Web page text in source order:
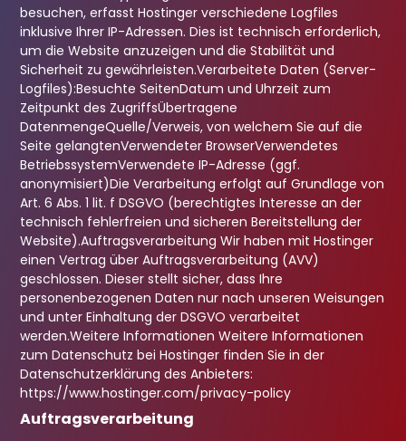
besuchen, erfasst Hostinger verschiedene Logfiles
inklusive Ihrer IP-Adressen. Dies ist technisch erforderlich,
um die Website anzuzeigen und die Stabilität und
Sicherheit zu gewährleisten.Verarbeitete Daten (Server-
Logfiles):Besuchte SeitenDatum und Uhrzeit zum
Zeitpunkt des ZugriffsÜbertragene
DatenmengeQuelle/Verweis, von welchem Sie auf die
Seite gelangtenVerwendeter BrowserVerwendetes
BetriebssystemVerwendete IP-Adresse (ggf.
anonymisiert)Die Verarbeitung erfolgt auf Grundlage von
Art. 6 Abs. 1 lit. f DSGVO (berechtigtes Interesse an der
technisch fehlerfreien und sicheren Bereitstellung der
Website).Auftragsverarbeitung Wir haben mit Hostinger
einen Vertrag über Auftragsverarbeitung (AVV)
geschlossen. Dieser stellt sicher, dass Ihre
personenbezogenen Daten nur nach unseren Weisungen
und unter Einhaltung der DSGVO verarbeitet
werden.Weitere Informationen Weitere Informationen
zum Datenschutz bei Hostinger finden Sie in der
Datenschutzerklärung des Anbieters:
https://www.hostinger.com/privacy-policy
Auftragsverarbeitung